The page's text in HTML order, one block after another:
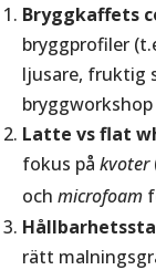
Bryggkaffets
bryggprofiler
ljusare, fruktig
Latte vs flat
fokus på kvoter
och microfoam
rätt